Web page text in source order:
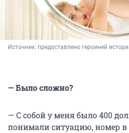
Источник: предоставлено героиней
— Было сложно?
— С собой у меня было 400
понимали ситуацию, номер в